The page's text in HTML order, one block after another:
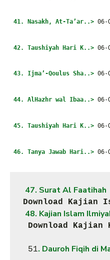
41. Nasakh, At-Ta’ar..> 06-
42. Taushiyah Hari K..> 06-
43. Ijma’-Qoulus Sha..> 06-
44. AlHazhr wal Ibaa..> 06-
45. Taushiyah Hari K..> 06-
46. Tanya Jawab Hari..> 06-
47. Surat Al Faatihah
Download Kajian
48. Kajian Islam
Download
51. Dauroh Fiqih di